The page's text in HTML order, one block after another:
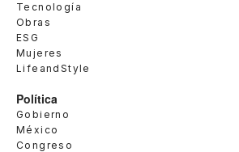
Tecnología
Obras
ESG
Mujeres
LifeandStyle
Política
Gobierno
México
Congreso